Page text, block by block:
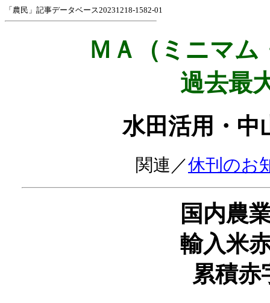
「農民」記事データベース20231218-1582-01
ＭＡ（ミニマ
過去最
水田活用・中
関連／休刊のお
国内農
輸入米
累積赤